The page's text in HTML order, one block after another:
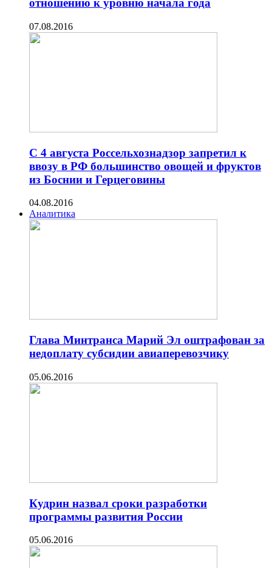
отношению к уровню начала года
07.08.2016
C 4 августа Россельхознадзор запретил к
ввозу в РФ большинство овощей и фруктов
из Боснии и Герцеговины
04.08.2016
Аналитика
Глава Минтранса Марий Эл оштрафован за
недоплату субсидии авиаперевозчику
05.06.2016
Кудрин назвал сроки разработки
программы развития России
05.06.2016